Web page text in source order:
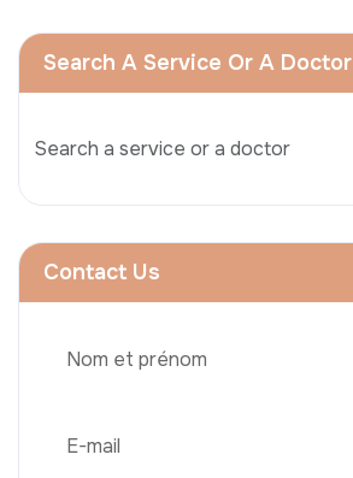
Search A Service Or A Doctor
Contact Us